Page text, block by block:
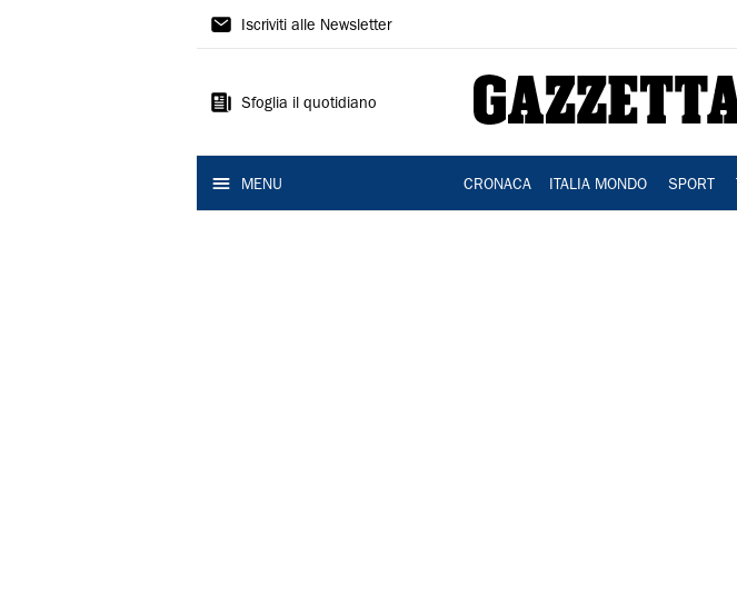
Gazzetta
Reggio
Iscriviti alle Newsletter
Sfoglia il quotidiano
MENU CRONACA ITALIA MONDO SPORT